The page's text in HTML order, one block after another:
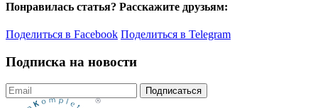
Понравилась статья? Расскажите друзьям:
Поделиться в Facebook Поделиться в Telegram
Подписка на новости
Подписаться